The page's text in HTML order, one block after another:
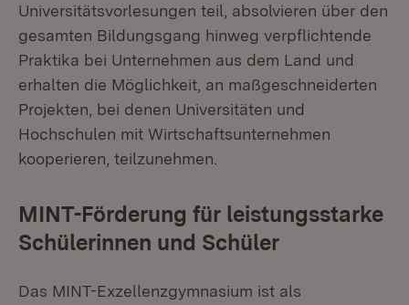
Universitätsvorlesungen teil, absolvieren über den
gesamten Bildungsgang hinweg verpflichtende
Praktika bei Unternehmen aus dem Land und
erhalten die Möglichkeit, an maßgeschneiderten
Projekten, bei denen Universitäten und
Hochschulen mit Wirtschaftsunternehmen
kooperieren, teilzunehmen.
MINT-Förderung für leistungsstarke
Schülerinnen und Schüler
Das MINT-Exzellenzgymnasium ist als